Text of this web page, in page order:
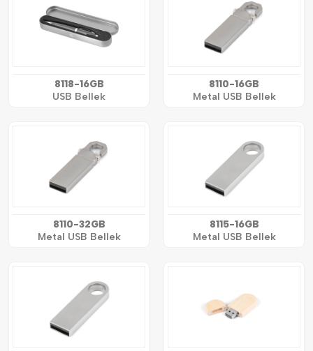
8118-16GB
USB Bellek
8110-16GB
Metal USB Bellek
8110-32GB
Metal USB Bellek
8115-16GB
Metal USB Bellek